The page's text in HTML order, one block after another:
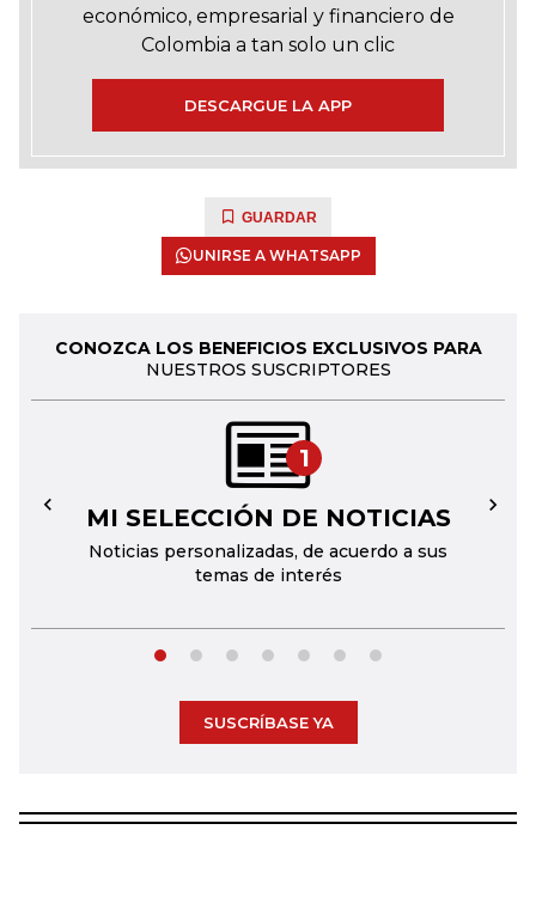
económico, empresarial y financiero de
Colombia a tan solo un clic
DESCARGUE LA APP
GUARDAR
UNIRSE A WHATSAPP
CONOZCA LOS BENEFICIOS EXCLUSIVOS PARA
NUESTROS SUSCRIPTORES
1
MI SELECCIÓN DE NOTICIAS
Noticias personalizadas, de acuerdo a sus
temas de interés
← →
SUSCRÍBASE YA